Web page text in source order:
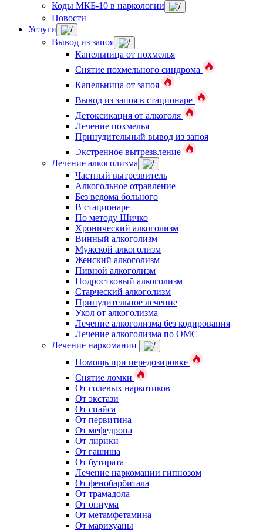
Коды МКБ-10 в наркологии
Новости
Услуги
Вывод из запоя
Капельница от похмелья
Снятие похмельного синдрома
Капельница от запоя
Вывод из запоя в стационаре
Детоксикация от алкоголя
Лечение похмелья
Принудительный вывод из запоя
Экстренное вытрезвление
Лечение алкоголизма
Частный вытрезвитель
Алкогольное отравление
Без ведома больного
В стационаре
По методу Шичко
Хронический алкоголизм
Винный алкоголизм
Мужской алкоголизм
Женский алкоголизм
Пивной алкоголизм
Подростковый алкоголизм
Старческий алкоголизм
Принудительное лечение
Укол от алкоголизма
Лечение алкоголизма без кодирования
Лечение алкоголизма по ОМС
Лечение наркомании
Помощь при передозировке
Снятие ломки
От солевых наркотиков
От экстази
От спайса
От первитина
От мефедрона
От лирики
От гашиша
От бутирата
Лечение наркомании гипнозом
От фенобарбитала
От трамадола
От опиума
От метамфетамина
От марихуаны